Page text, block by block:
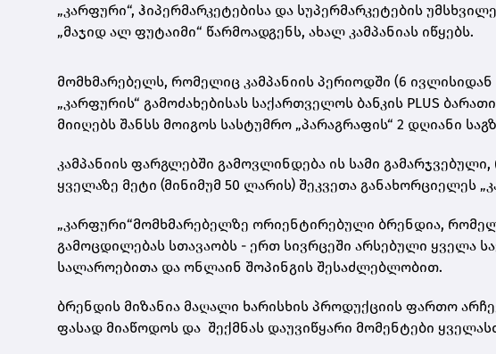
„კარფური“, ჰიპერმარკეტებისა და სუპერმარკეტების
„მაჯიდ ალ ფუტაიმი“ წარმოადგენს, ახალ კამპანიას იწყებს.
მომხმარებელს, რომელიც კამპანიის პერიოდში (6 ივლისიდან
„კარფურის“ გამოძახებისას საქართველოს ბანკის PLUS
მიიღებს შანსს მოიგოს სასტუმრო „პარაგრაფის“ 2 დღიანი
კამპანიის ფარგლებში გამოვლინდება ის სამი
ყველაზე მეტი (მინიმუმ 50 ლარის) შეკვეთა განახორციელეს
„კარფური“მომხმარებელზე ორიენტირებული ბრენდია,
გამოცდილებას სთავაობს - ერთ სივრცეში არსებული ყველა
სალაროებითა და ონლაინ შოპინგის შესაძლებლობით.
ბრენდის მიზანია მაღალი ხარისხის პროდუქციის ფართო
ფასად მიაწოდოს და შექმნას დაუვიწყარი მომენტები